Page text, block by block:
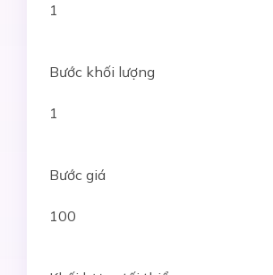
1
Bước khối lượng
1
Bước giá
100